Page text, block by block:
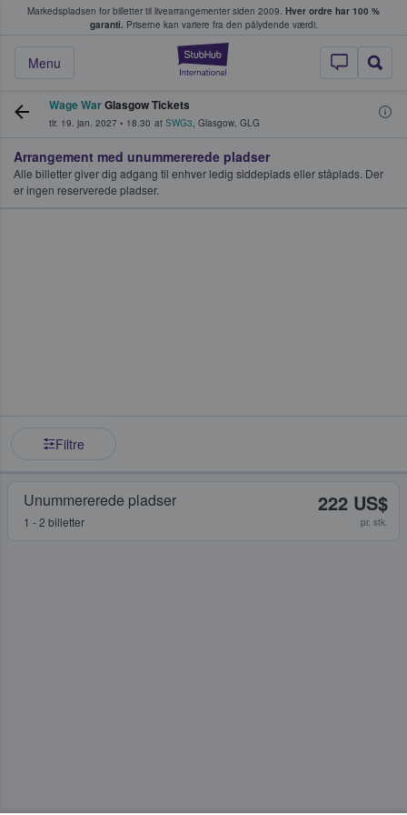
Markedspladsen for billetter til livearrangementer siden 2009. Hver ordre har 100 %
garanti. Priserne kan variere fra den pålydende værdi.
StubHub - Hvor
Menu
køber og sælger billetter
Wage WarGlasgow Tickets
tir. 19. jan. 2027 • 18.30 at SWG3, Glasgow, GLG
Arrangement med unummererede pladser
Alle billetter giver dig adgang til enhver ledig siddeplads eller ståplads. Der
er ingen reserverede pladser.
Filtre
Unummererede pladser
1 - 2 billetter
222 US$
pr. stk.